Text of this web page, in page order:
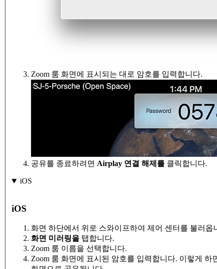
Zoom 룸 화면에 표시되는 대로 암호를 입력합니다.
공유를 종료하려면 Airplay 연결 해제를 클릭합니다.
iOS
iOS
화면 하단에서 위로 스와이프하여 제어 센터를 불러옵
화면 미러링을 탭합니다.
Zoom 룸 이름을 선택합니다.
Zoom 룸 화면에 표시된 암호를 입력합니다. 이렇게 하